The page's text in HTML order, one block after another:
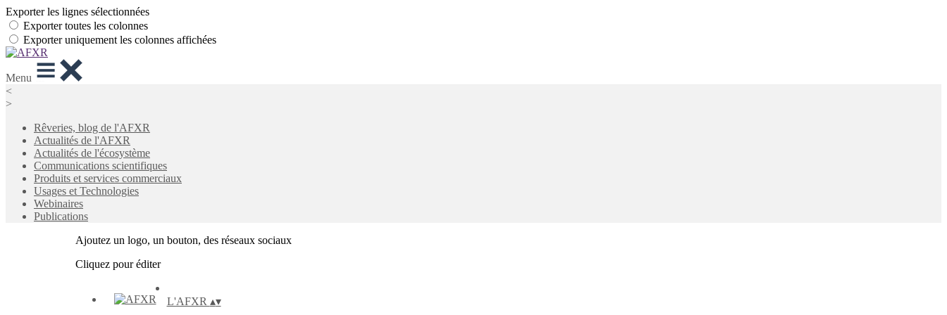
Exporter les lignes sélectionnées
Exporter toutes les colonnes
Exporter uniquement les colonnes affichées
Menu
<
>
Rêveries, blog de l'AFXR
Actualités de l'AFXR
Actualités de l'écosystème
Communications scientifiques
Produits et services commerciaux
Usages et Technologies
Webinaires
Publications
Ajoutez un logo, un bouton, des réseaux sociaux
Cliquez pour éditer
L'AFXR ▴▾